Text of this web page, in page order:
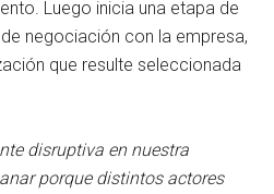
Luego inicia una etapa de
negociación con la empresa,
que resulte seleccionada
disruptiva en nuestra
porque distintos actores